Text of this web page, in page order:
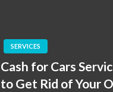
SERVICES
Cash for Cars
to Get Rid of Your